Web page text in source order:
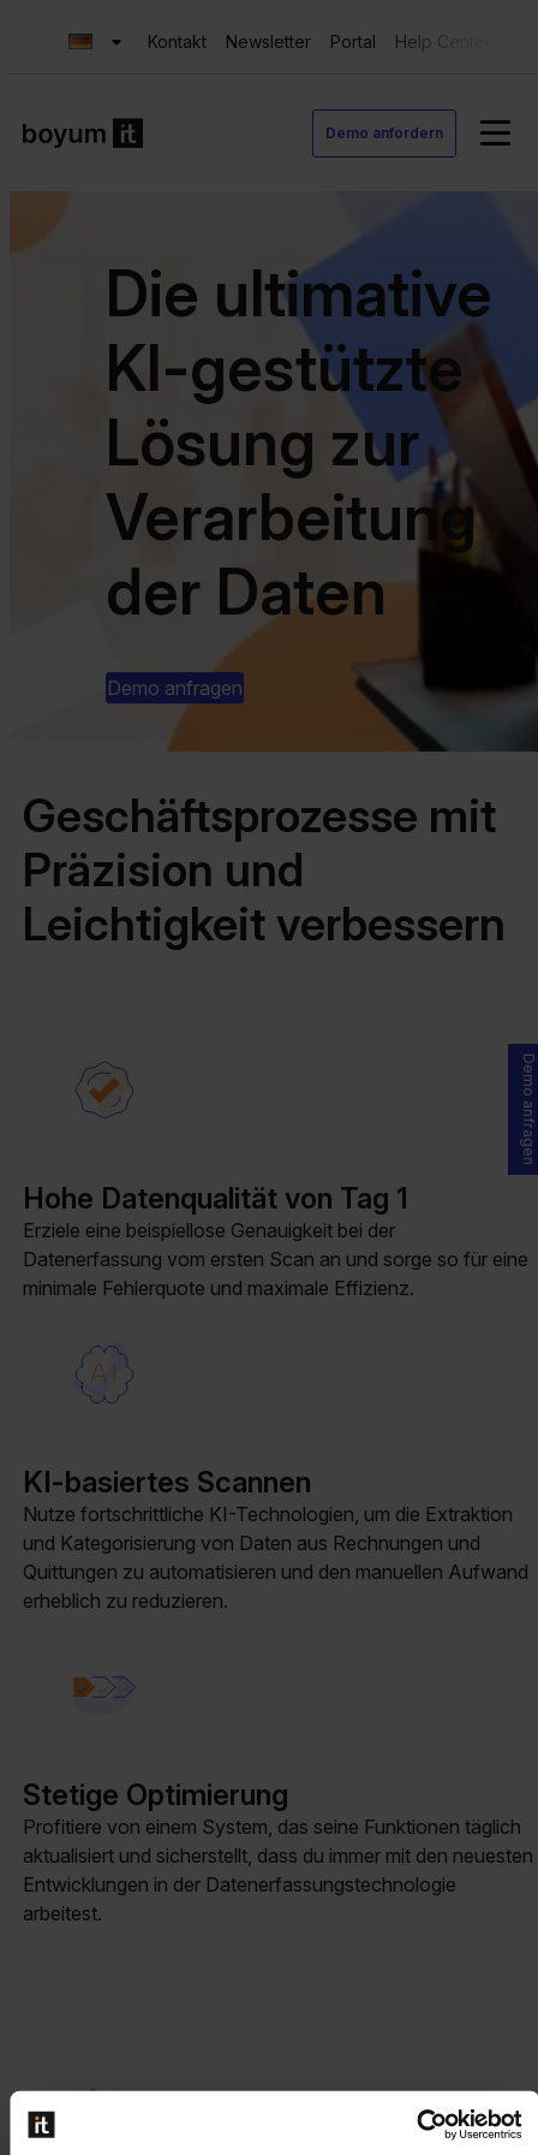
Kontakt Newsletter Portal Help Center
Demo anfordern
Die ultimative
KI-gestützte
Lösung zur
Verarbeitung
der Daten
Demo anfragen
Geschäftsprozesse mit
Präzision und
Leichtigkeit verbessern
Hohe Datenqualität von Tag 1
Erziele eine beispiellose Genauigkeit bei der
Datenerfassung vom ersten Scan an und sorge so für eine
minimale Fehlerquote und maximale Effizienz.
KI-basiertes Scannen
Nutze fortschrittliche KI-Technologien, um die Extraktion
und Kategorisierung von Daten aus Rechnungen und
Quittungen zu automatisieren und den manuellen Aufwand
erheblich zu reduzieren.
Stetige Optimierung
Profitiere von einem System, das seine Funktionen täglich
aktualisiert und sicherstellt, dass du immer mit den neuesten
Entwicklungen in der Datenerfassungstechnologie
arbeitest.
Demo anfragen